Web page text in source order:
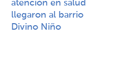
atención en salud
llegaron al barrio
Divino Niño